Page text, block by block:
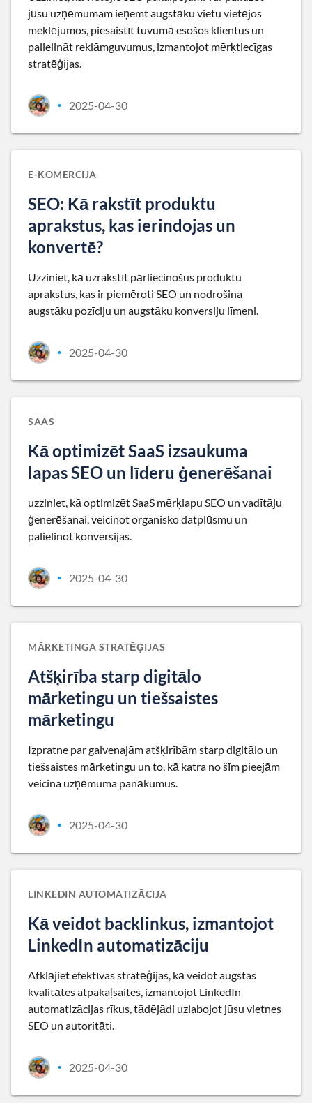
jūsu uzņēmumam ieņemt augstāku vietu vietējos
meklējumos, piesaistīt tuvumā esošos klientus un
palielināt reklāmguvumus, izmantojot mērķtiecīgas
stratēģijas.
• 2025-04-30
E-KOMERCIJA
SEO: Kā rakstīt produktu
aprakstus, kas ierindojas un
konvertē?
Uzziniet, kā uzrakstīt pārliecinošus produktu
aprakstus, kas ir piemēroti SEO un nodrošina
augstāku pozīciju un augstāku konversiju līmeni.
• 2025-04-30
SAAS
Kā optimizēt SaaS izsaukuma
lapas SEO un līderu ģenerēšanai
uzziniet, kā optimizēt SaaS mērķlapu SEO un vadītāju
ģenerēšanai, veicinot organisko datplūsmu un
palielinot konversijas.
• 2025-04-30
MĀRKETINGA STRATĒĢIJAS
Atšķirība starp digitālo
mārketingu un tiešsaistes
mārketingu
Izpratne par galvenajām atšķirībām starp digitālo un
tiešsaistes mārketingu un to, kā katra no šīm pieejām
veicina uzņēmuma panākumus.
• 2025-04-30
LINKEDIN AUTOMATIZĀCIJA
Kā veidot backlinkus, izmantojot
LinkedIn automatizāciju
Atklājiet efektīvas stratēģijas, kā veidot augstas
kvalitātes atpakaļsaites, izmantojot LinkedIn
automatizācijas rīkus, tādējādi uzlabojot jūsu vietnes
SEO un autoritāti.
• 2025-04-30